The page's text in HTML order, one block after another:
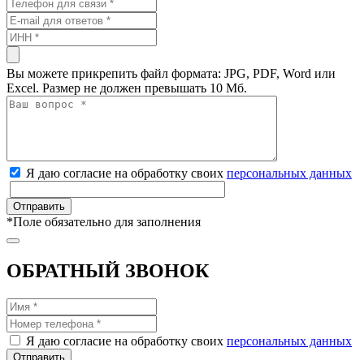
Вы можете прикрепить файл формата: JPG, PDF, Word или
Excel. Размер не должен превышать 10 Мб.
Я даю согласие на обработку своих персональных данных
*Поле обязательно для заполнения
ОБРАТНЫЙ ЗВОНОК
Я даю согласие на обработку своих персональных данных